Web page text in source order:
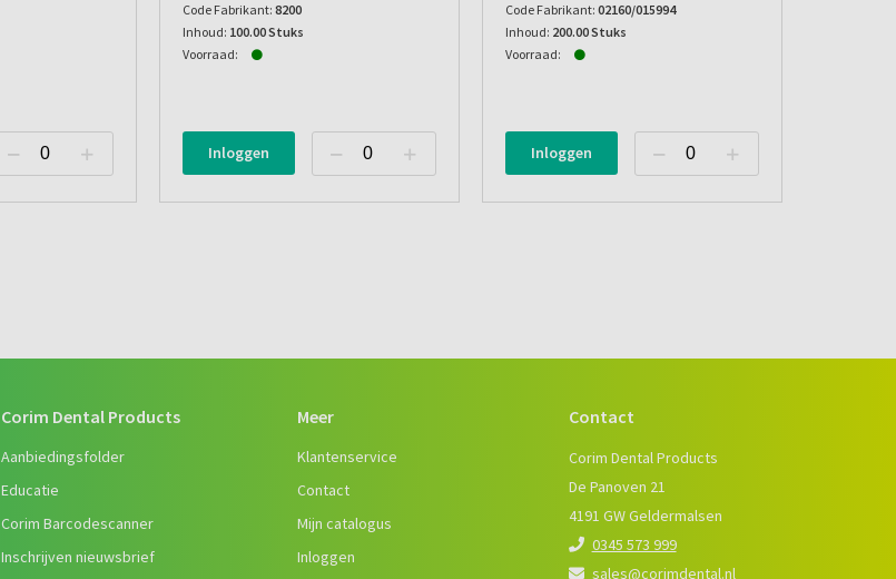
Code Fabrikant: 8200
Inhoud: 100.00 Stuks
Voorraad:
Inloggen
Code Fabrikant: 02160/015994
Inhoud: 200.00 Stuks
Voorraad:
Inloggen
Corim Dental Products
Aanbiedingsfolder
Educatie
Corim Barcodescanner
Inschrijven nieuwsbrief
Meer
Klantenservice
Contact
Mijn catalogus
Inloggen
Contact
Corim Dental Products
De Panoven 21
4191 GW Geldermalsen
0345 573 999
sales@corimdental.nl